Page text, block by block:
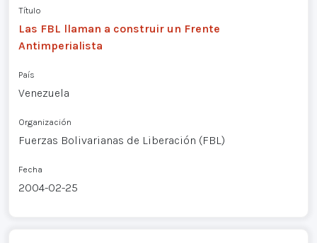
Título
Las FBL llaman a construir un Frente
Antimperialista
País
Venezuela
Organización
Fuerzas Bolivarianas de Liberación (FBL)
Fecha
2004-02-25